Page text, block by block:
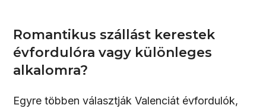
Romantikus szállást kerestek
évfordulóra vagy különleges
alkalomra?
Egyre többen választják Valenciát évfordulók,